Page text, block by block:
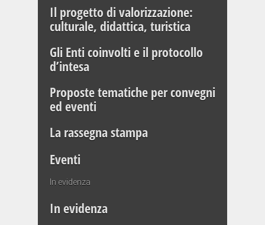
Il progetto di valorizzazione:
culturale, didattica, turistica
Gli Enti coinvolti e il protocollo
d’intesa
Proposte tematiche per convegni
ed eventi
La rassegna stampa
Eventi
In evidenza
In evidenza